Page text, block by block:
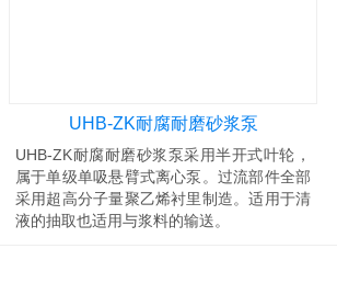
UHB-ZK耐腐耐磨砂浆泵
UHB-ZK耐腐耐磨砂浆泵采用半开式叶轮，
属于单级单吸悬臂式离心泵。过流部件全部
采用超高分子量聚乙烯衬里制造。适用于清
液的抽取也适用与浆料的输送。